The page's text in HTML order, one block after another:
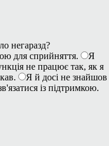
негаразд?
для сприйняття.
Я
не працює так, як я
Я й досі не знайшов
із підтримкою.